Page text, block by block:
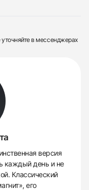
уточняйте в мессенджерах
версия
каждый день и не
Классический
его